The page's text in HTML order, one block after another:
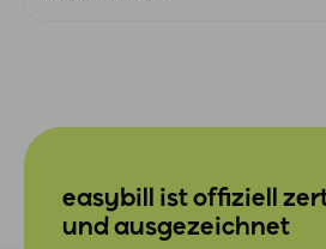
easybill ist offiziell
und ausgezeichnet